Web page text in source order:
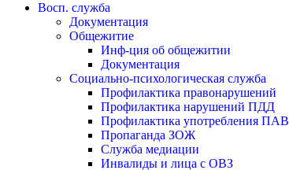
Восп. cлужба
Документация
Общежитие
Инф-ция об общежитии
Документация
Социально-психологическая служба
Профилактика правонарушений
Профилактика нарушений ПДД
Профилактика употребления ПАВ
Пропаганда ЗОЖ
Служба медиации
Инвалиды и лица с ОВЗ